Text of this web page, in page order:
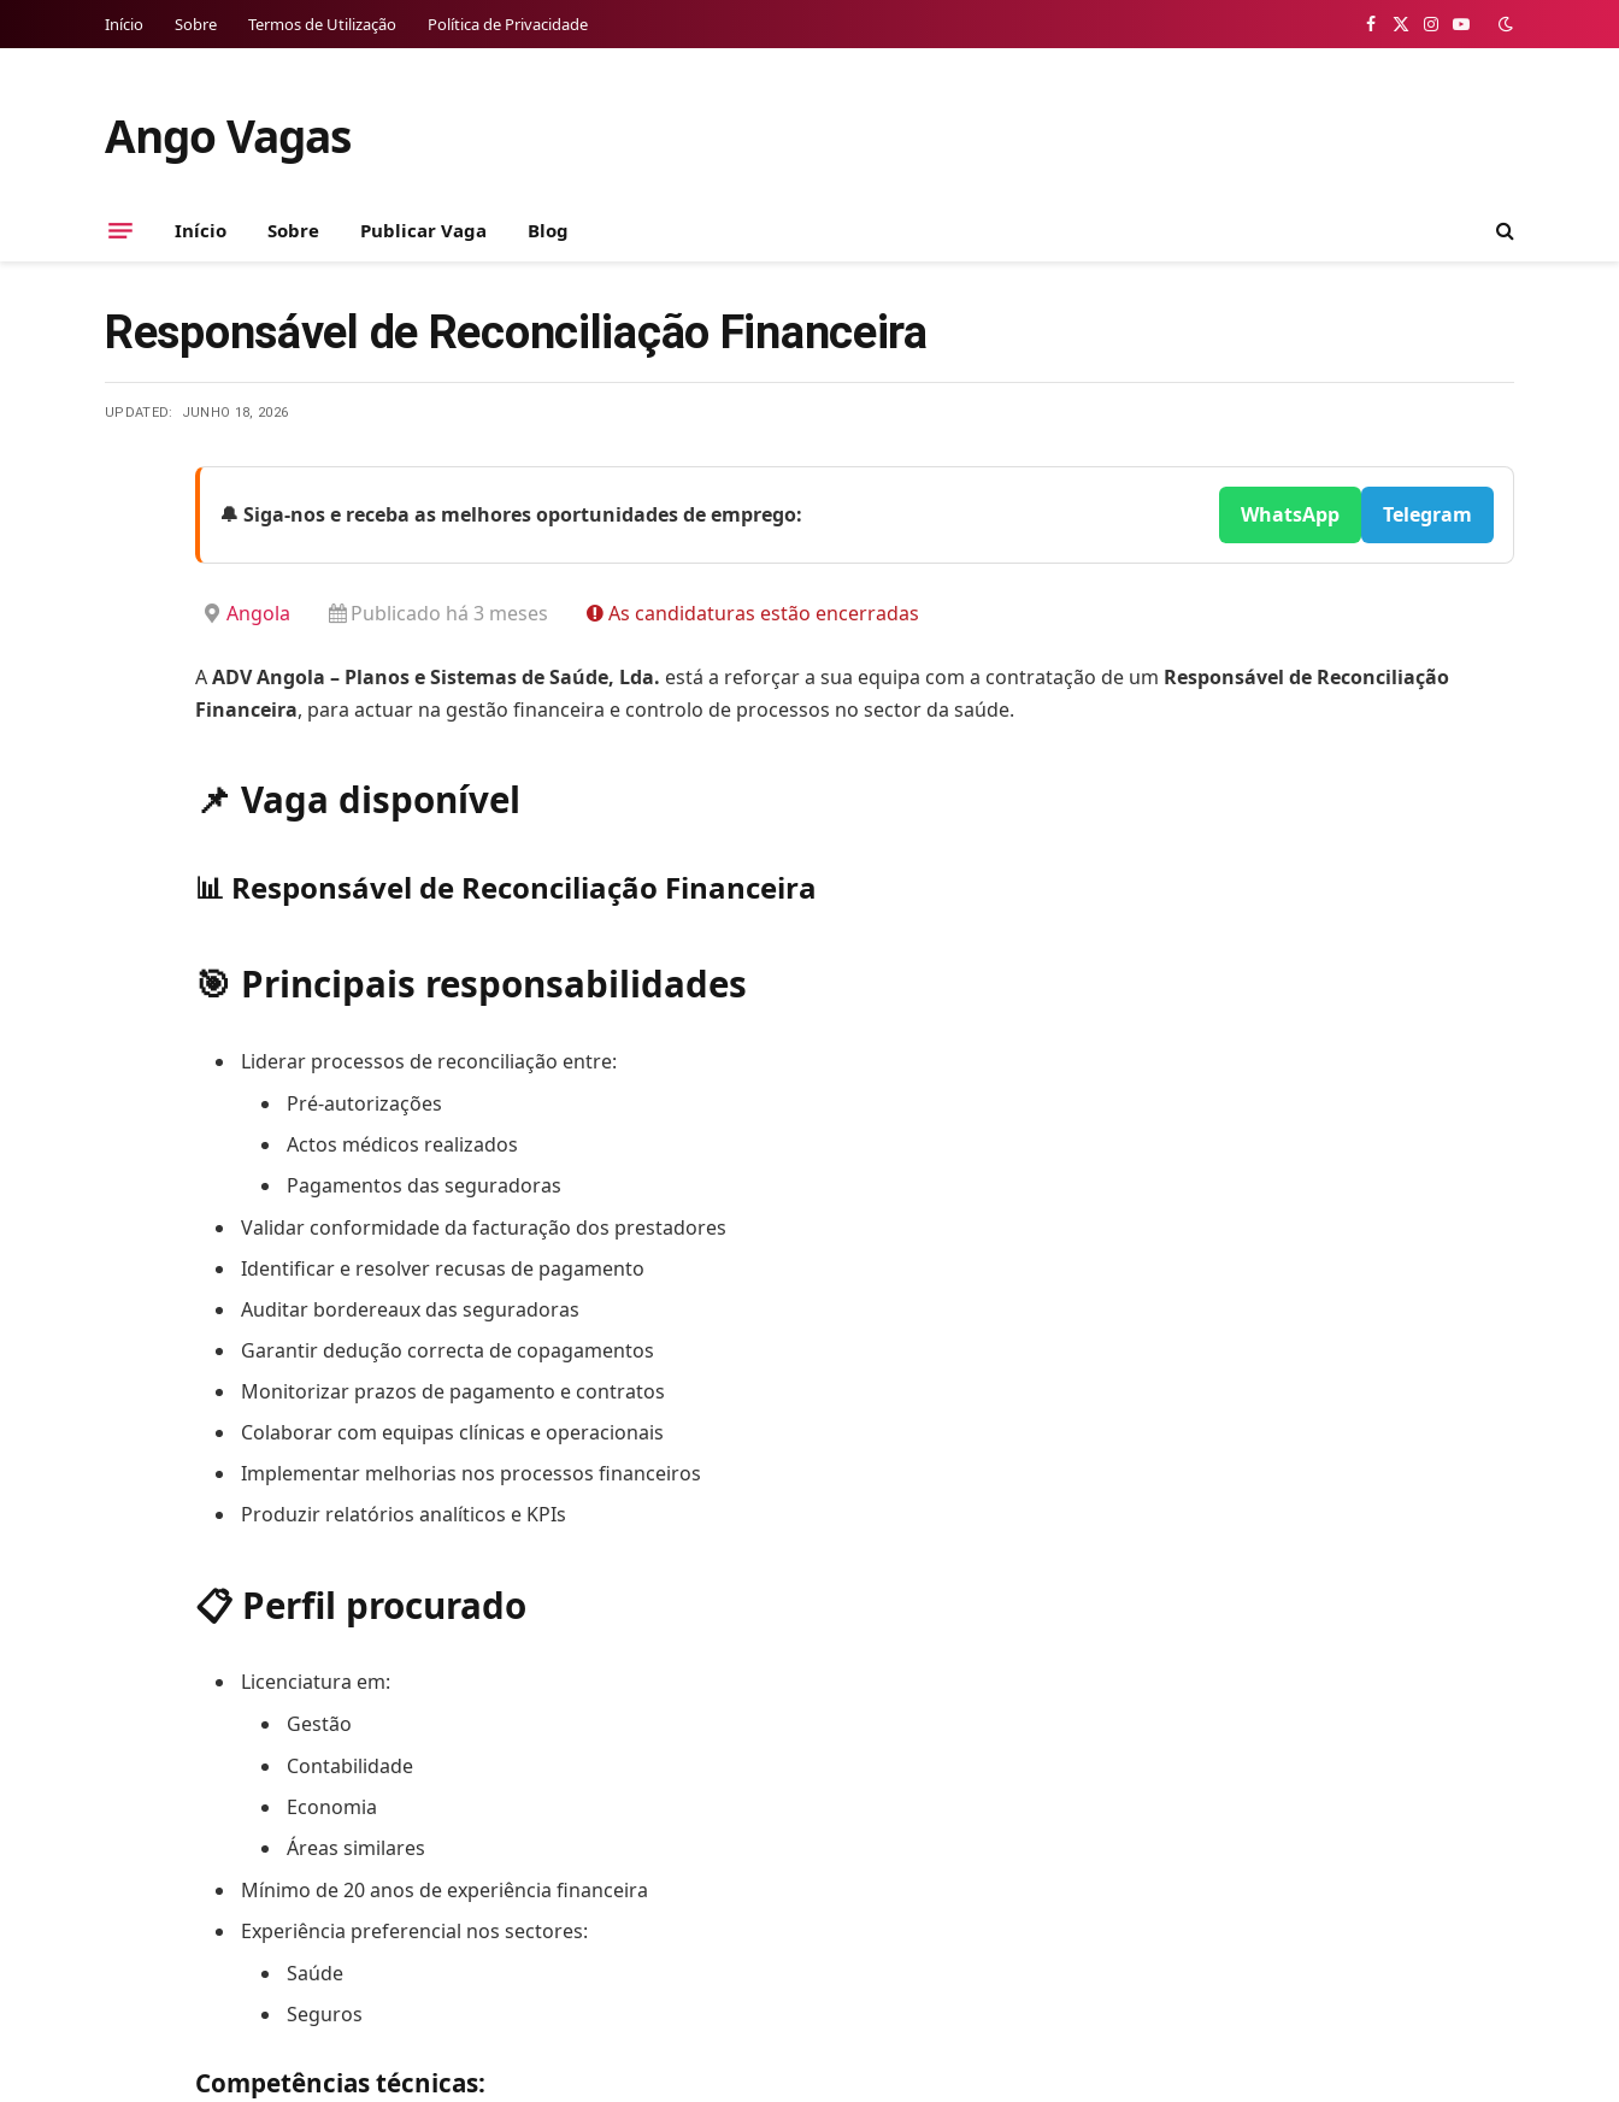
Início Sobre Termos de Utilização Política de Privacidade Facebook
X
Instagram
YouTube
Ango Vagas
Início Sobre Publicar Vaga Blog
Responsável de Reconciliação Financeira
UPDATED: JUNHO 18, 2026
🔔 Siga-nos e receba as melhores oportunidades de emprego: WhatsApp Telegram
Angola Publicado há 3 meses As candidaturas estão encerradas
AADV Angola – Planos e Sistemas de Saúde, Lda. está a reforçar a sua equipa com a contratação de um Responsável de Reconciliação
Financeira, para actuar na gestão financeira e controlo de processos no sector da saúde.
📌 Vaga disponível
📊 Responsável de Reconciliação Financeira
🎯 Principais responsabilidades
Liderar processos de reconciliação entre:
Pré-autorizações
Actos médicos realizados
Pagamentos das seguradoras
Validar conformidade da facturação dos prestadores
Identificar e resolver recusas de pagamento
Auditar bordereaux das seguradoras
Garantir dedução correcta de copagamentos
Monitorizar prazos de pagamento e contratos
Colaborar com equipas clínicas e operacionais
Implementar melhorias nos processos financeiros
Produzir relatórios analíticos e KPIs
📋 Perfil procurado
Licenciatura em:
Gestão
Contabilidade
Economia
Áreas similares
Mínimo de 20 anos de experiência financeira
Experiência preferencial nos sectores:
Saúde
Seguros
Competências técnicas: